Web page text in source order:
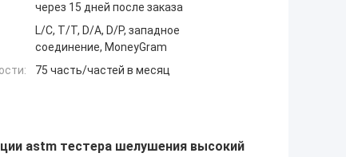
через 15 дней после заказа
L/C, T/T, D/A, D/P, западное
соединение, MoneyGram
75 часть/частей в месяц
astm тестера шелушения высокий